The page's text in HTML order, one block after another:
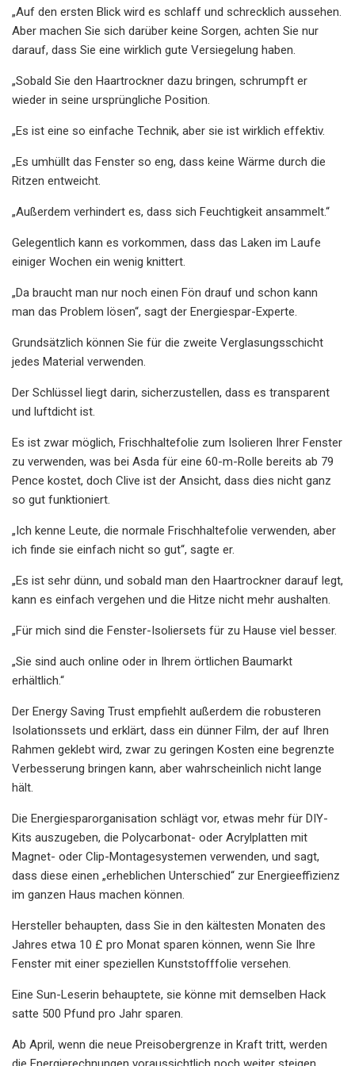
„Auf den ersten Blick wird es schlaff und schrecklich aussehen.
Aber machen Sie sich darüber keine Sorgen, achten Sie nur
darauf, dass Sie eine wirklich gute Versiegelung haben.
„Sobald Sie den Haartrockner dazu bringen, schrumpft er
wieder in seine ursprüngliche Position.
„Es ist eine so einfache Technik, aber sie ist wirklich effektiv.
„Es umhüllt das Fenster so eng, dass keine Wärme durch die
Ritzen entweicht.
„Außerdem verhindert es, dass sich Feuchtigkeit ansammelt.“
Gelegentlich kann es vorkommen, dass das Laken im Laufe
einiger Wochen ein wenig knittert.
„Da braucht man nur noch einen Fön drauf und schon kann
man das Problem lösen“, sagt der Energiespar-Experte.
Grundsätzlich können Sie für die zweite Verglasungsschicht
jedes Material verwenden.
Der Schlüssel liegt darin, sicherzustellen, dass es transparent
und luftdicht ist.
Es ist zwar möglich, Frischhaltefolie zum Isolieren Ihrer Fenster
zu verwenden, was bei Asda für eine 60-m-Rolle bereits ab 79
Pence kostet, doch Clive ist der Ansicht, dass dies nicht ganz
so gut funktioniert.
„Ich kenne Leute, die normale Frischhaltefolie verwenden, aber
ich finde sie einfach nicht so gut“, sagte er.
„Es ist sehr dünn, und sobald man den Haartrockner darauf legt,
kann es einfach vergehen und die Hitze nicht mehr aushalten.
„Für mich sind die Fenster-Isoliersets für zu Hause viel besser.
„Sie sind auch online oder in Ihrem örtlichen Baumarkt
erhältlich.“
Der Energy Saving Trust empfiehlt außerdem die robusteren
Isolationssets und erklärt, dass ein dünner Film, der auf Ihren
Rahmen geklebt wird, zwar zu geringen Kosten eine begrenzte
Verbesserung bringen kann, aber wahrscheinlich nicht lange
hält.
Die Energiesparorganisation schlägt vor, etwas mehr für DIY-
Kits auszugeben, die Polycarbonat- oder Acrylplatten mit
Magnet- oder Clip-Montagesystemen verwenden, und sagt,
dass diese einen „erheblichen Unterschied“ zur Energieeffizienz
im ganzen Haus machen können.
Hersteller behaupten, dass Sie in den kältesten Monaten des
Jahres etwa 10 £ pro Monat sparen können, wenn Sie Ihre
Fenster mit einer speziellen Kunststofffolie versehen.
Eine Sun-Leserin behauptete, sie könne mit demselben Hack
satte 500 Pfund pro Jahr sparen.
Ab April, wenn die neue Preisobergrenze in Kraft tritt, werden